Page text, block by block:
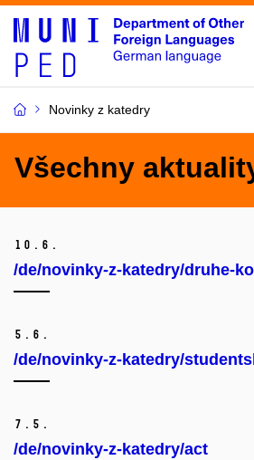
Novinky z katedry
Všechny
10. 6.
/de/novinky-z-katedry/druhe-
5. 6.
/de/novinky-z-katedry/
7. 5.
/de/novinky-z-katedry/act